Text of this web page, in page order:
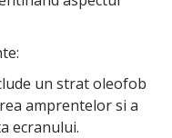
un strat oleofob
amprentelor si a
ecranului.